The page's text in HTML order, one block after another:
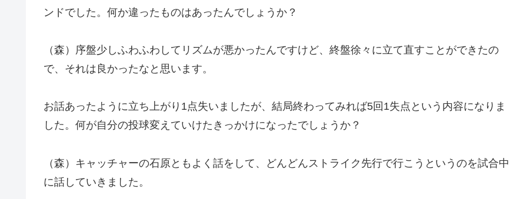
ンドでした。何か違ったものはあったんでしょうか？
（森）序盤少しふわふわしてリズムが悪かったんですけど、終盤徐々に立て直すことができたの
で、それは良かったなと思います。
お話あったように立ち上がり1点失いましたが、結局終わってみれば5回1失点という内容になりま
した。何が自分の投球変えていけたきっかけになったでしょうか？
（森）キャッチャーの石原ともよく話をして、どんどんストライク先行で行こうというのを試合中
に話していきました。